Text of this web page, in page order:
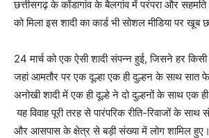
छत्तीसगढ़ के कोंडागांव के बैलगांव में परंपरा और
को मिला इस शादी का कार्ड भी सोशल मीडिया पर खूब
24 मार्च को एक ऐसी शादी संपन्न हुई, जिसने हर किसी
जहां आमतौर पर एक दूल्हा एक ही दुल्हन के साथ सात
अनोखी शादी में एक ही दूल्हे ने दो दुल्हनों के साथ एक
यह विवाह पूरी तरह से पारंपरिक रीति-रिवाजों के
और आसपास के क्षेत्र से बड़ी संख्या में लोग शामिल